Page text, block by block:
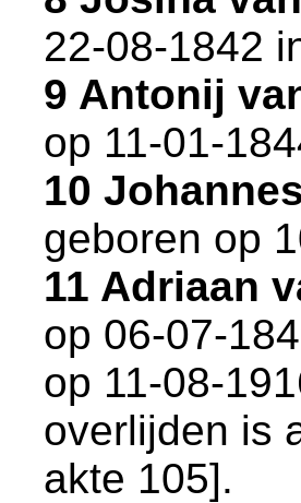
22-08-1842
9 Antonij
op 11-01-
10
geboren op
11 Adriaan
op 06-07-
op 11-08-
overlijden is
akte 105].